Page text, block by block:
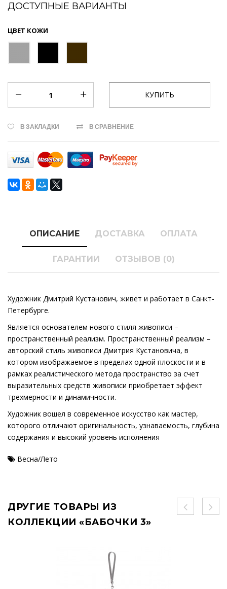
ДОСТУПНЫЕ ВАРИАНТЫ
ЦВЕТ КОЖИ
В ЗАКЛАДКИ В СРАВНЕНИЕ
ОПИСАНИЕ ДОСТАВКА ОПЛАТА
ГАРАНТИИ ОТЗЫВОВ (0)
Художник Дмитрий Кустанович, живет и работает в Санкт-
Петербурге.
Является основателем нового стиля живописи –
пространственный реализм. Пространственный реализм –
авторский стиль живописи Дмитрия Кустановича, в
котором изображаемое в пределах одной плоскости и в
рамках реалистического метода пространство за счет
выразительных средств живописи приобретает эффект
трехмерности и динамичности.
Художник вошел в современное искусство как мастер,
которого отличают оригинальность, узнаваемость, глубина
содержания и высокий уровень исполнения
Весна/Лето
ДРУГИЕ ТОВАРЫ ИЗ
КОЛЛЕКЦИИ «БАБОЧКИ 3»